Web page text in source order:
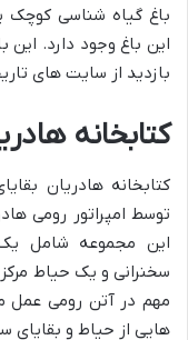
باغ گیاه شناسی کوچک
این باغ وجود دارد. این
بازدید از سایت های
کتابخانه
کتابخانه هادریان
این مجموعه شامل یک
سخنرانی و یک حیاط
مهم در آتن رومی عمل
هایی از حیاط و بقایای